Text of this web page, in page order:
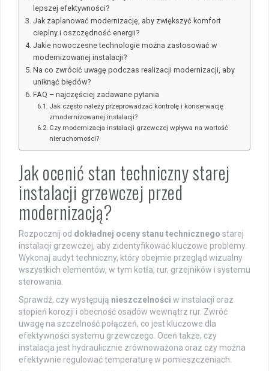
lepszej efektywności?
Jak zaplanować modernizację, aby zwiększyć komfort
cieplny i oszczędność energii?
Jakie nowoczesne technologie można zastosować w
modernizowanej instalacji?
Na co zwrócić uwagę podczas realizacji modernizacji, aby
uniknąć błędów?
FAQ – najczęściej zadawane pytania
Jak często należy przeprowadzać kontrolę i konserwację
zmodernizowanej instalacji?
Czy modernizacja instalacji grzewczej wpływa na wartość
nieruchomości?
Jak ocenić stan techniczny starej
instalacji grzewczej przed
modernizacją?
Rozpocznij od dokładnej oceny stanu technicznego starej
instalacji grzewczej, aby zidentyfikować kluczowe problemy.
Wykonaj audyt techniczny, który obejmie przegląd wizualny
wszystkich elementów, w tym kotła, rur, grzejników i systemu
sterowania.
Sprawdź, czy występują nieszczelności w instalacji oraz
stopień korozji i obecność osadów wewnątrz rur. Zwróć
uwagę na szczelność połączeń, co jest kluczowe dla
efektywności systemu grzewczego. Oceń także, czy
instalacja jest hydraulicznie zrównoważona oraz czy można
efektywnie regulować temperaturę w pomieszczeniach.